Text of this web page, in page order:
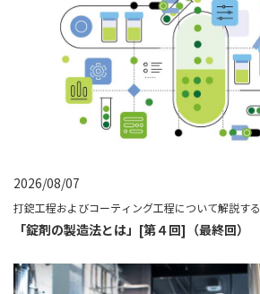
2026/08/07
打錠工程およびコーティング工程について解説する
「錠剤の製造法とは」[第４回]（最終回）